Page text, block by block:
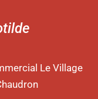
Le Village